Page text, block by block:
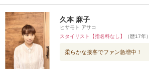
久本 麻子
ヒサモト アサコ
スタイリスト【指名料なし】
（歴17年）
柔らかな接客でファン急増中！